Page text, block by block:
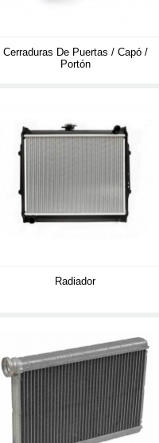
Cerraduras De Puertas / Capó /
Portón
Radiador